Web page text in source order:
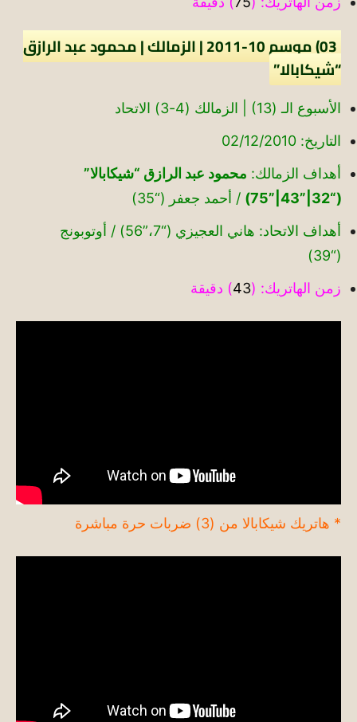
03) موسم 10-2011 | الزمالك | محمود عبد الرازق
“شيكابالا”
الأسبوع الـ (13) | الزمالك (4-3) الاتحاد
التاريخ: 02/12/2010
أهداف الزمالك: محمود عبد الرازق “شيكابالا”
(“32|”43|”75)
/ أحمد جعفر (“35)
أهداف الاتحاد: هاني العجيزي (“7،”56) / أوتوبونج
(“39)
زمن الهاتريك: (43) دقيقة
* هاتريك شيكابالا من (3) ضربات حرة مباشرة